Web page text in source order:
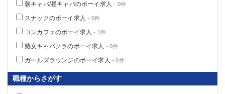
朝キャバ/昼キャバのボーイ求人 - 0件
スナックのボーイ求人 - 0件
コンカフェのボーイ求人 - 1件
熟女キャバクラのボーイ求人 - 0件
ガールズラウンジのボーイ求人 - 0件
職種からさがす